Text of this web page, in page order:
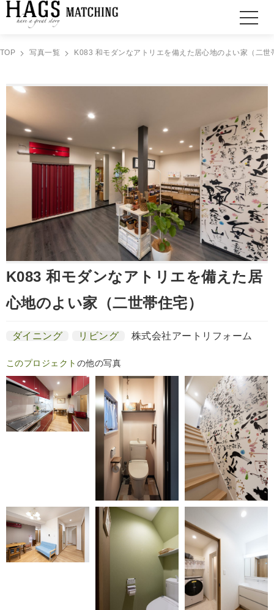
TOP 写真一覧 K083 和モダンなアトリエを備えた居心地のよい家（二
K083 和モダンなアトリエを備えた居
心地のよい家（二世帯住宅）
ダイニング リビング 株式会社アートリフォーム
このプロジェクト の他の写真